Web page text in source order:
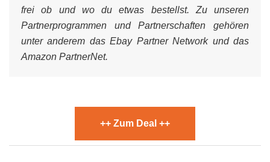
frei ob und wo du etwas bestellst. Zu unseren
Partnerprogrammen und Partnerschaften gehören
unter anderem das Ebay Partner Network und das
Amazon PartnerNet.
++ Zum Deal ++